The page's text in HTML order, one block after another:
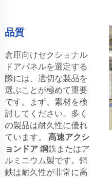
品質
倉庫向けセクショナル
ドアパネルを選定する
際には、適切な製品を
選ぶことが極めて重要
です。まず、素材を検
討してください。多く
の製品は耐久性に優れ
ています。 高速アクシ
ョンドア 鋼鉄またはア
ルミニウム製です。鋼
鉄は耐久性が非常に高